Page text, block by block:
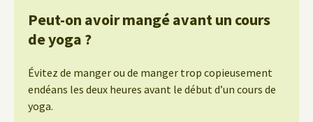
Peut-on avoir mangé avant un cours
de yoga ?
Évitez de manger ou de manger trop copieusement
endéans les deux heures avant le début d’un cours de
yoga.